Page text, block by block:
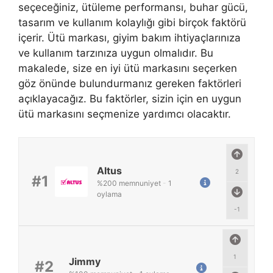
seçeceğiniz, ütüleme performansı, buhar gücü,
tasarım ve kullanım kolaylığı gibi birçok faktörü
içerir. Ütü markası, giyim bakım ihtiyaçlarınıza
ve kullanım tarzınıza uygun olmalıdır. Bu
makalede, size en iyi ütü markasını seçerken
göz önünde bulundurmanız gereken faktörleri
açıklayacağız. Bu faktörler, sizin için en uygun
ütü markasını seçmenize yardımcı olacaktır.
#1
2
-1
Altus
%200 memnuniyet - 1
oylama
#2
1
Jimmy